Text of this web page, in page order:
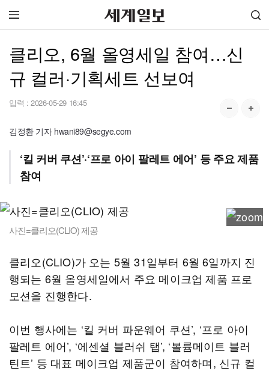
클리오, 6월 올영세일 참여…신
규 컬러·기획세트 선보여
입력 : 2026-05-29 16:45
김정환 기자 hwani89@segye.com
‘킬 커버 쿠션’·‘프로 아이 팔레트 에어’ 등 주요 제품
참여
사진=클리오(CLIO) 제공
클리오(CLIO)가 오는 5월 31일부터 6월 6일까지 진
행되는 6월 올영세일에서 주요 메이크업 제품 프로
모션을 진행한다.
이번 행사에는 ‘킬 커버 파운웨어 쿠션’, ‘프로 아이
팔레트 에어’, ‘에센셜 블러쉬 탭’, ‘볼륨메이트 블러
틴트’ 등 대표 메이크업 제품군이 참여하며, 신규 컬